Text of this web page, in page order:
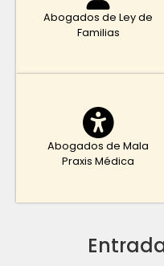
Abogados de Ley de
Familias
Abogados de Mala
Praxis Médica